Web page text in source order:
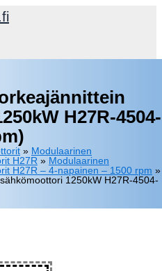
H27R-4504-
» Modulaarinen
H27R » Modulaarinen
H27R – 4-napainen – 1500 rpm »
1250kW H27R-4504-